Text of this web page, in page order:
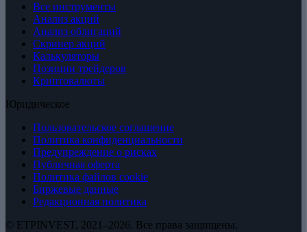
Все инструменты
Анализ акций
Анализ облигаций
Скринер акций
Калькуляторы
Позиции трейдеров
Криптовалюты
Юридическое
Пользовательское соглашение
Политика конфиденциальности
Предупреждение о рисках
Публичная оферта
Политика файлов cookie
Биржевые данные
Редакционная политика
© ETPINVEST, 2021–2026. Все права защищены.